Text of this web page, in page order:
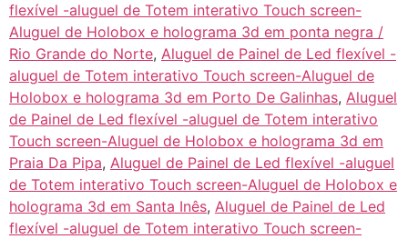
flexível -aluguel de Totem interativo Touch screen-
Aluguel de Holobox e holograma 3d em ponta negra /
Rio Grande do Norte, Aluguel de Painel de Led flexível -
aluguel de Totem interativo Touch screen-Aluguel de
Holobox e holograma 3d em Porto De Galinhas, Aluguel
de Painel de Led flexível -aluguel de Totem interativo
Touch screen-Aluguel de Holobox e holograma 3d em
Praia Da Pipa, Aluguel de Painel de Led flexível -aluguel
de Totem interativo Touch screen-Aluguel de Holobox e
holograma 3d em Santa Inês, Aluguel de Painel de Led
flexível -aluguel de Totem interativo Touch screen-